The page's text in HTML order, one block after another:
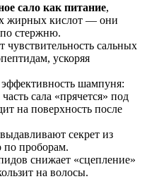
сало как питание,
жирных кислот — они
стержню.
сальных
ускоряя
шампуня:
сала «прячется» под
на поверхность после
секрет из
по проборам.
снижает «сцепление»
на волосы.